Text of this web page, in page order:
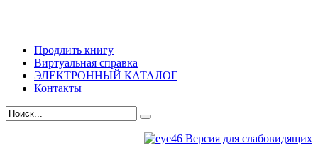
Продлить книгу
Виртуальная справка
ЭЛЕКТРОННЫЙ КАТАЛОГ
Контакты
Версия для слабовидящих